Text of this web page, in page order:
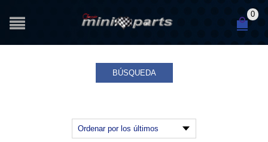
0
BÚSQUEDA